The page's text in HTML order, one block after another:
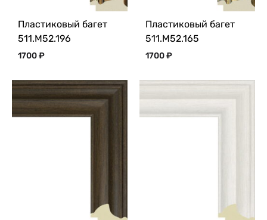
Пластиковый багет
511.M52.196
1700₽
Пластиковый багет
511.M52.165
1700₽